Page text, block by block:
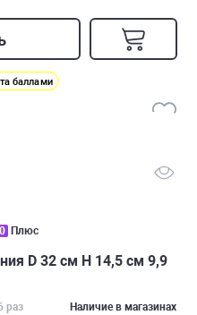
баллами
Плюс
D 32 см H 14,5 см 9,9
раз Наличие в магазинах